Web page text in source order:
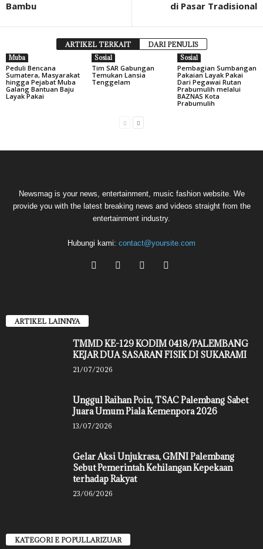
Bambu
di Pasar Tradisional
ARTIKEL TERKAIT DARI PENULIS
Muba
Peduli Bencana
Sumatera, Masyarakat
hingga Pejabat Muba
Galang Bantuan Baju
Layak Pakai
Sosial
Tim SAR Gabungan
Temukan Lansia
Tenggelam
Sosial
Pembagian Sumbangan
Pakaian Layak Pakai
Dari Pegawai Rutan
Prabumulih melalui
BAZNAS Kota
Prabumulih
Newsmag is your news, entertainment, music fashion website. We
provide you with the latest breaking news and videos straight from the
entertainment industry.
Hubungi kami: contact@yoursite.com
ARTIKEL LAINNYA
TMMD KE-129 KODIM 0418/PALEMBANG
KEJAR DUA SASARAN FISIK DI SUKARAMI
21/07/2026
Unggul Raihan Poin, TSAC Palembang Sabet
Juara Umum Piala Kemenpora 2026
13/07/2026
Gelar Aksi Unjukrasa, GMNI Palembang
Sebut Pemerintah Kehilangan Kepekaan
terhadap Rakyat
23/06/2026
KATEGORI E POPULLARIZUAR